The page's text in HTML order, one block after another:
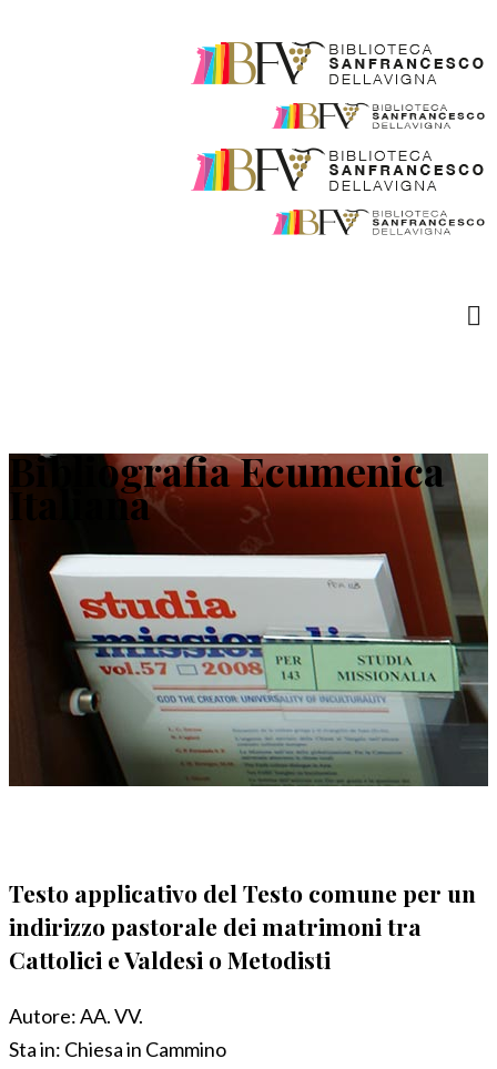
Bibliografia Ecumenica
Italiana
Testo applicativo del Testo comune per un
indirizzo pastorale dei matrimoni tra
Cattolici e Valdesi o Metodisti
Autore:AA. VV.
Sta in: Chiesa in Cammino